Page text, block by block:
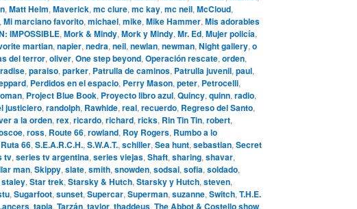
, Matt Helm, Maverick, mc clure, mc kay, mc neil, McCloud,
, Mi marciano favorito, michael, mike, Mike Hammer, Mis adorables
IMPOSSIBLE, Mork & Mindy, Mork y Mindy, Mr. Ed, Mujer policía,
martian, napier, nedra, neil, newlan, newman, Night gallery, o
del terror, oliver, One step beyond, Operación rescate, orden,
, paraiso, parker, Patrulla de caminos, Patrulla juvenil, paul,
, Perdidos en el espacio, Perry Mason, peter, Petrocelli,
, Project Blue Book, Proyecto libro azul, Quincy, quinn, radio,
justiciero, randolph, Rawhide, real, recuerdo, Regreso del Santo,
a la orden, rex, ricardo, richard, ricks, Rin Tin Tin, robert,
, ross, Route 66, rowland, Roy Rogers, Rumbo a lo
Ruta 66, S.E.A.R.C.H., S.W.A.T., schiller, Sea hunt, sebastian, Secret
tv, series tv argentina, series viejas, Shaft, sharing, shavar,
man, Skippy, slate, smith, snowden, sodsai, sofia, soldado,
staley, Star trek, Starsky & Hutch, Starsky y Hutch, steven,
, Sugarfoot, sunset, Supercar, Superman, suzanne, Switch, T.H.E.
, tapia, Tarzán, taylor, thaddeus, The Abbot & Costello show,